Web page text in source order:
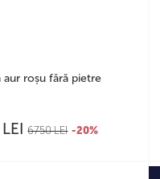
aur roșu fără pietre
LEI 6750LEI -20%